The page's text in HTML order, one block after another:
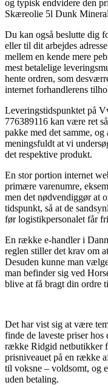
og typisk endvidere den
Skæreolie 5l Dunk
Du kan også beslutte dig
eller til dit arbejdes
mellem en kende mere
mest betalelige
hente ordren, som
internet forhandlerens
Leveringstidspunktet på
776389116 kan være ret
pakke med det samme,
meningsfuldt at vi
det respektive produkt.
En stor portion internet
primære varenumre,
men det nødvendiggør at
tidspunkt, så at de
før logistikpersonalet får
En række e-handler i
reglen stiller det krav om
Desuden kunne man
man befinder sig ved
blive at få bragt din ordre
Det har vist sig at være
finde de laveste priser hos
række Ridgid netbutikker
prisniveauet på en række
til voksne – voldsomt, og
uden betaling.